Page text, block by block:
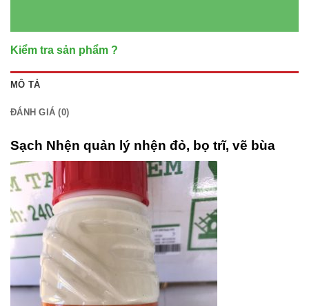
Kiểm tra sản phẩm ?
MÔ TẢ
ĐÁNH GIÁ (0)
Sạch Nhện quản lý nhện đỏ, bọ trĩ, vẽ bùa